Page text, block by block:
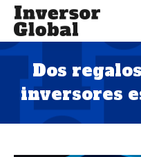
Dos
inversores